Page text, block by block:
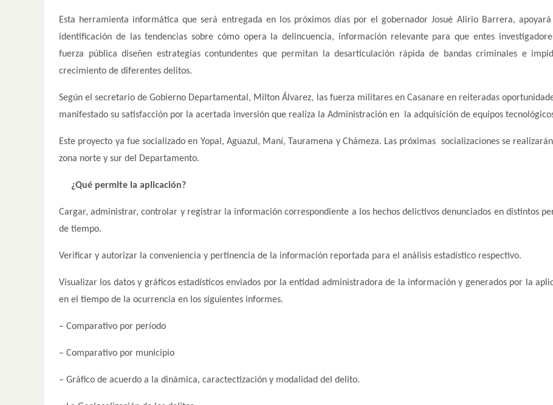
Esta herramienta informática que será entregada en los próximos días por el gobernador Josué Alirio Barrera,
identificación de las tendencias sobre cómo opera la delincuencia, información relevante para que entes
fuerza pública diseñen estrategias contundentes que permitan la desarticulación rápida de bandas criminales e
crecimiento de diferentes delitos.
Según el secretario de Gobierno Departamental, Milton Álvarez, las fuerza militares en Casanare en reiteradas
manifestado su satisfacción por la acertada inversión que realiza la Administración en la adquisición de equipos
Este proyecto ya fue socializado en Yopal, Aguazul, Maní, Tauramena y Chámeza. Las próximas socializaciones se
zona norte y sur del Departamento.
¿Qué permite la aplicación?
Cargar, administrar, controlar y registrar la información correspondiente a los hechos delictivos denunciados en distintos
de tiempo.
Verificar y autorizar la conveniencia y pertinencia de la información reportada para el análisis estadístico respectivo.
Visualizar los datos y gráficos estadísticos enviados por la entidad administradora de la información y generados por la
en el tiempo de la ocurrencia en los siguientes informes.
– Comparativo por período
– Comparativo por municipio
– Gráfico de acuerdo a la dinámica, caractectización y modalidad del delito.